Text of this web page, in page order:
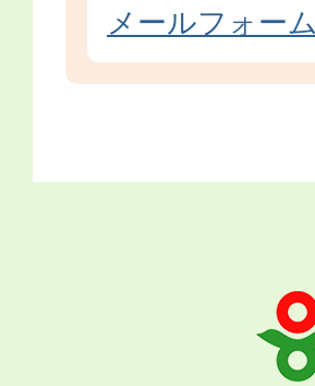
メールフォー
葛
城